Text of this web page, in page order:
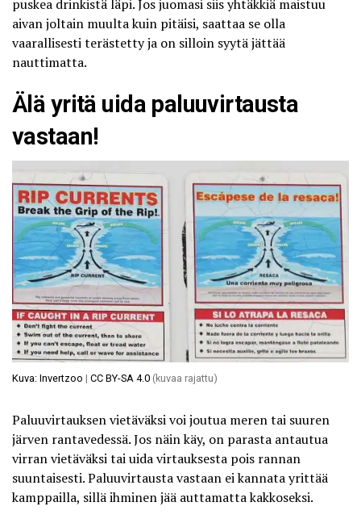
puskea drinkistä läpi. Jos juomasi siis yhtäkkiä maistuu
aivan joltain muulta kuin pitäisi, saattaa se olla
vaarallisesti terästetty ja on silloin syytä jättää
nauttimatta.
Älä yritä uida paluuvirtausta
vastaan!
Kuva: Invertzoo | CC BY-SA 4.0 (kuvaa rajattu)
Paluuvirtauksen vietäväksi voi joutua meren tai suuren
järven rantavedessä. Jos näin käy, on parasta antautua
virran vietäväksi tai uida virtauksesta pois rannan
suuntaisesti.Paluuvirtausta vastaan ei kannata yrittää
kamppailla, sillä ihminen jää auttamatta kakkoseksi.